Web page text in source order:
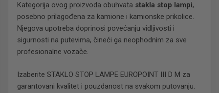
Kategorija ovog proizvoda obuhvata stakla stop lampi,
posebno prilagođena za kamione i kamionske prikolice.
Njegova upotreba doprinosi povećanju vidljivosti i
sigurnosti na putevima, čineći ga neophodnim za sve
profesionalne vozače.
Izaberite STAKLO STOP LAMPE EUROPOINT III D M za
garantovani kvalitet i pouzdanost na svakom putovanju.